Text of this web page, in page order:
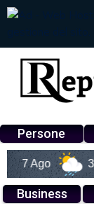
Persone
7 Ago 33°C
Business